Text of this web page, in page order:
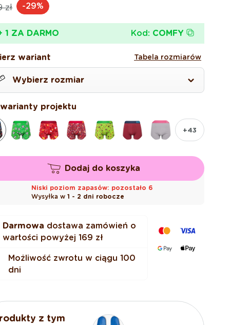
zł -29%
1 ZA DARMO Kod: COMFY
wariant Tabela rozmiarów
Wybierz rozmiar
projektu
+43
Dodaj do koszyka
Niski poziom zapasów: pozostało 6
Wysyłka w1 - 2 dni robocze
Darmowa dostawa zamówień o
wartości powyżej 169 zł
Możliwość zwrotu w ciągu 100
dni
z tym